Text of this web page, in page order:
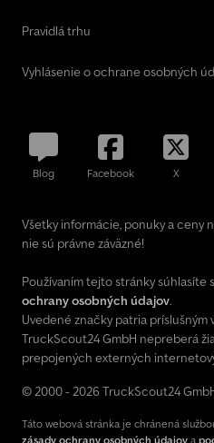
Pravidlá trhu
Vyhlásenie o ochrane osobných
Blog Facebook X
Všetky informácie, ponuky a ceny
nie sú právne záväzné!
Používaním tejto stránky súhlasíte
ochrany osobných údajov.
Uvedené značky patria príslušným
TruckScout24 GmbH nepreberá
prepojených externých
© 2000 - 2026 TruckScout24
Táto webová stránka je chránená
zásady ochrany osobných údajov a